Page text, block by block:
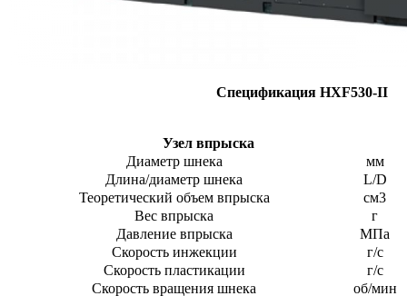
Спецификация HXF530-II
Узел впрыска
Диаметр шнека
мм
Длина/диаметр шнека
L/D
Теоретический объем впрыска
см3
Вес впрыска
г
Давление впрыска
МПа
Скорость инжекции
г/с
Скорость пластикации
г/с
Скорость вращения шнека
об/мин